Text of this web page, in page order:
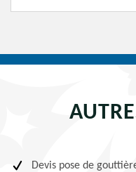
Devis pose de